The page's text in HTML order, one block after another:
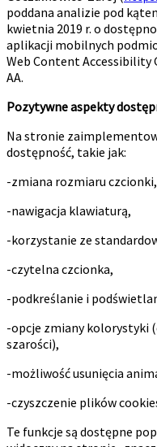
poddana analizie pod
kwietnia 2019 r. o
aplikacji mobilnych
Web Content Accessibility
AA.
Pozytywne aspekty
Na stronie
dostępność, takie jak:
-zmiana rozmiaru czcionki,
-nawigacja klawiaturą,
-korzystanie ze
-czytelna czcionka,
-podkreślanie i
-opcje zmiany kolorystyki
szarości),
-możliwość usunięcia
-czyszczenie plików
Te funkcje są dostępne